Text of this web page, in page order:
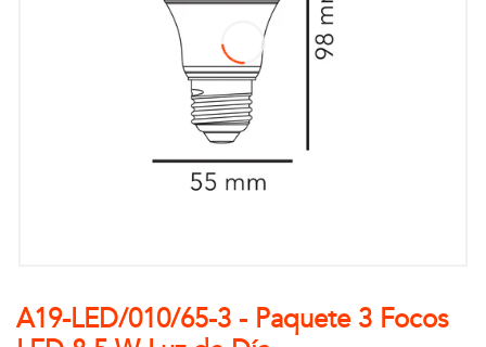
A19-LED/010/65-3 - Paquete 3 Focos